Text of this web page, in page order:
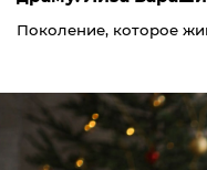
Поколение, которое